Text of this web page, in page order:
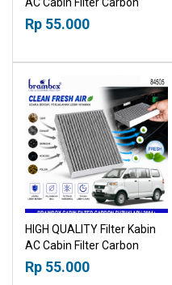
Suzuki Baleno 2017+
18518030
Rp 55.000
HIGH QUALITY Filter Kabin
AC Cabin Filter Carbon
Suzuki APV 2004+
18518030
Rp 55.000